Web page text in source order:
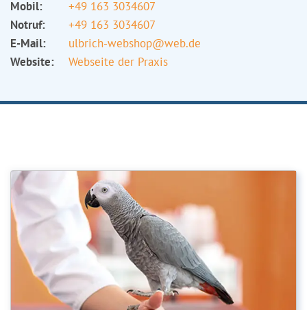
Mobil:
+49 163 3034607
Notruf:
+49 163 3034607
E-Mail:
ulbrich-webshop@web.de
Website:
Webseite der Praxis